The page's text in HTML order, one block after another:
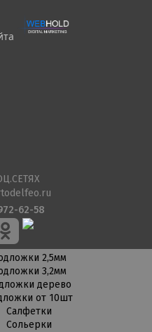
Единороги
Из фильмов
блестки
салфетки
подложки
0,8мм
1,5мм
2,5мм
3,2мм
дерево
от 10шт
Салфетки
Сольерки
62-58